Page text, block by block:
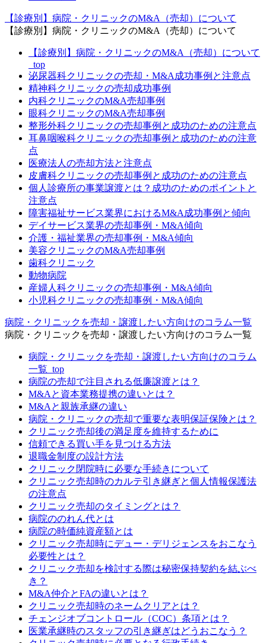
【診療別】病院・クリニックのM&A（売却）について
【診療別】病院・クリニックのM&A（売却）について
【診療別】病院・クリニックのM&A（売却）について
_top
泌尿器科クリニックの売却・M&A成功事例と注意点
精神科クリニックの売却成功事例
内科クリニックのM&A売却事例
眼科クリニックのM&A売却事例
整形外科クリニックの売却事例と成功のための注意点
耳鼻咽喉科クリニックの売却事例と成功のための注意
点
医療法人の売却方法と注意点
皮膚科クリニックの売却事例と成功のための注意点
個人診療所の事業譲渡とは？成功のためのポイントと
注意点
障害福祉サービス業界におけるM&A成功事例と傾向
デイサービス業界の売却事例・M&A傾向
介護・福祉業界の売却事例・M&A傾向
美容クリニックのM&A売却事例
歯科クリニック
動物病院
産婦人科クリニックの売却事例・M&A傾向
小児科クリニックの売却事例・M&A傾向
病院・クリニックを売却・譲渡したい方向けのコラム一覧
病院・クリニックを売却・譲渡したい方向けのコラム一覧
病院・クリニックを売却・譲渡したい方向けのコラム
一覧_top
病院の売却で注目される低廉譲渡とは？
M&Aと資本業務提携の違いとは？
M&Aと親族承継の違い
病院・クリニックの売却で重要な表明保証保険とは？
クリニック売却後の満足度を維持するために
信頼できる買い手を見つける方法
退職金制度の設計方法
クリニック閉院時に必要な手続きについて
クリニック売却時のカルテ引き継ぎと個人情報保護法
の注意点
クリニック売却のタイミングとは？
病院ののれん代とは
病院の時価純資産額とは
クリニック売却時にデュー・デリジェンスをおこなう
必要性とは？
クリニック売却を検討する際は秘密保持契約を結ぶべ
き？
M&A仲介とFAの違いとは？
クリニック売却時のネームクリアとは？
チェンジオブコントロール（COC）条項とは？
医業承継時のスタッフの引き継ぎはどうおこなう？